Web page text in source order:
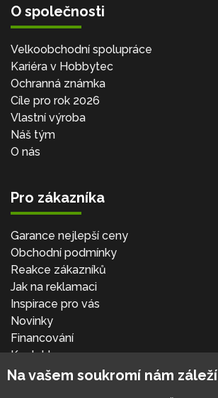
O společnosti
Velkoobchodní spolupráce
Kariéra v Hobbytec
Ochranná známka
Cíle pro rok 2026
Vlastní výroba
Náš tým
O nás
Pro zákazníka
Garance nejlepší ceny
Obchodní podmínky
Reakce zákazníků
Jak na reklamaci
Inspirace pro vás
Novinky
Financování
Kontakt
Přihlásit se
Na vašem soukromí nám záleží